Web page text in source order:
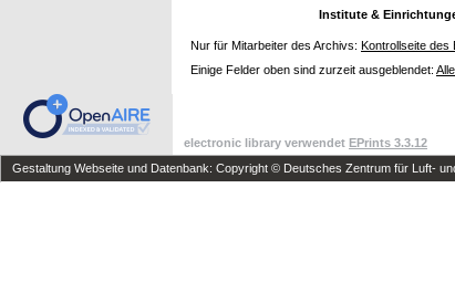
Institute &
Nur für Mitarbeiter des Archivs: Kontrollseite des
Einige Felder oben sind zurzeit ausgeblendet:
electronic library verwendet EPrints 3.3.12
Gestaltung Webseite und Datenbank: Copyright © Deutsches Zentrum für Luft-